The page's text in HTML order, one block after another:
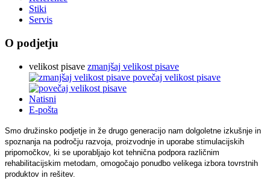
Stiki
Servis
O podjetju
velikost pisave zmanjšaj velikost pisave
povečaj velikost pisave
Natisni
E-pošta
Smo družinsko podjetje in že drugo generacijo nam dolgoletne izkušnje in
spoznanja na področju razvoja, proizvodnje in uporabe stimulacijskih
pripomočkov, ki se uporabljajo kot tehnična podpora različnim
rehabilitacijskim metodam, omogočajo ponudbo velikega izbora tovrstnih
produktov in rešitev.